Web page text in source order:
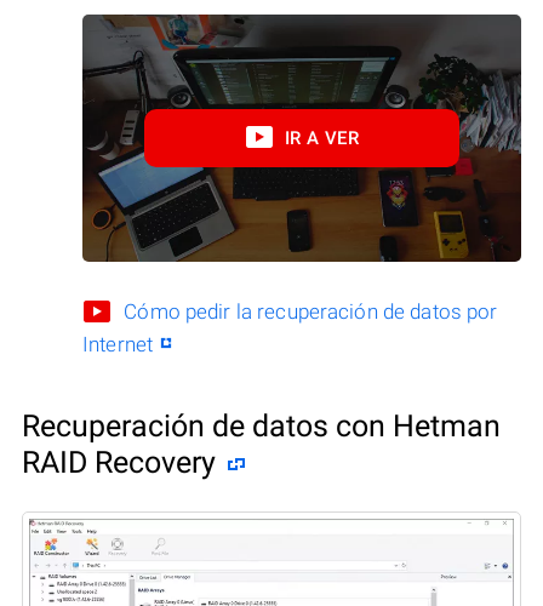
IR A VER
Cómo pedir la recuperación de datos por
Internet
Recuperación de datos con Hetman
RAID Recovery